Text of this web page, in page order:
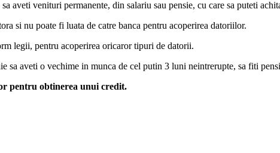
aveti venituri permanente, din salariu sau pensie, cu care sa puteti
si nu poate fi luata de catre banca pentru acoperirea datoriilor.
legii, pentru acoperirea oricaror tipuri de datorii.
sa aveti o vechime in munca de cel putin 3 luni neintrerupte, sa fiti
pentru obtinerea unui credit.